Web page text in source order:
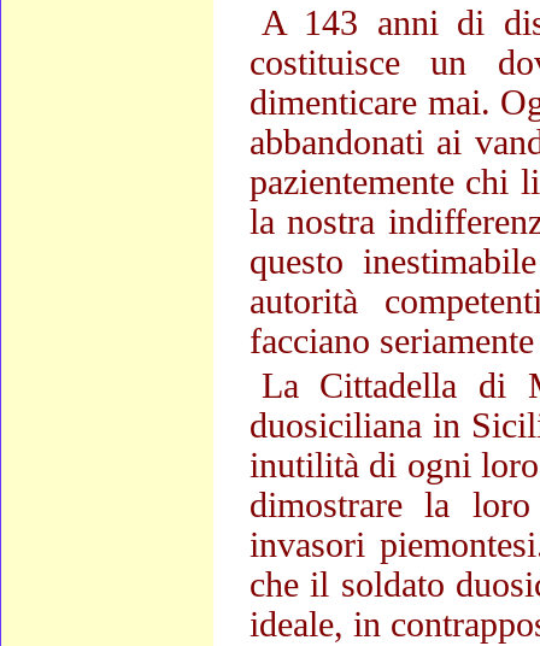
A 143 anni di
costituisce un
dimenticare mai.
abbandonati ai
pazientemente chi
la nostra
questo
autorità
facciano
La Cittadella di
duosiciliana in
inutilità di ogni
dimostrare la
invasori
che il soldato
ideale, in